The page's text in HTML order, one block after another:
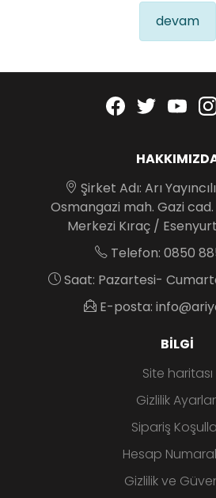
devam
Facebook
twitter
Şirket Adı: Arı
Osmangazi mah. Gazi cad.
Merkezi Kıraç /
Telefon: 0850
Saat: Pazartesi-
E-posta:
BILGI
Site haritası
Gizlilik
Sipariş
Hesap
Gizlilik ve